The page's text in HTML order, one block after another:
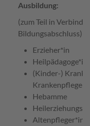
Ausbildung:
(zum Teil in
Bildungsabschluss)
Erzieher*in
Heilpädagoge*in
(Kinder-)
Krankenpfleger
Hebamme
Altenpfleger*in